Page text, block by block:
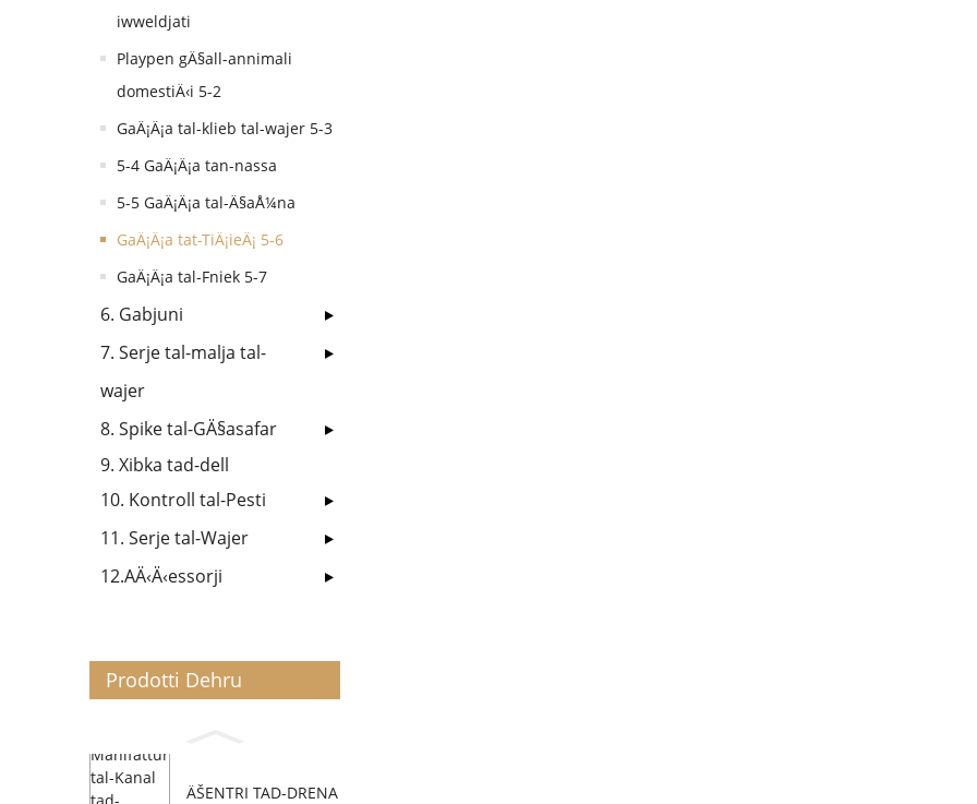
iwweldjati
Playpen gÄ§all-annimali
domestiÄ‹i 5-2
GaÄ¡Ä¡a tal-klieb tal-wajer 5-3
5-4 GaÄ¡Ä¡a tan-nassa
5-5 GaÄ¡Ä¡a tal-Ä§aÅ¼na
GaÄ¡Ä¡a tat-TiÄ¡ieÄ¡ 5-6
GaÄ¡Ä¡a tal-Fniek 5-7
6. Gabjuni
7. Serje tal-malja tal-
wajer
8. Spike tal-GÄ§asafar
9. Xibka tad-dell
10. Kontroll tal-Pesti
11. Serje tal-Wajer
12.AÄ‹Ä‹essorji
Prodotti Dehru
ÄŠENTRI TAD-DRENA